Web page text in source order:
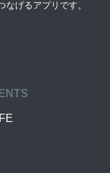
げるアプリです。